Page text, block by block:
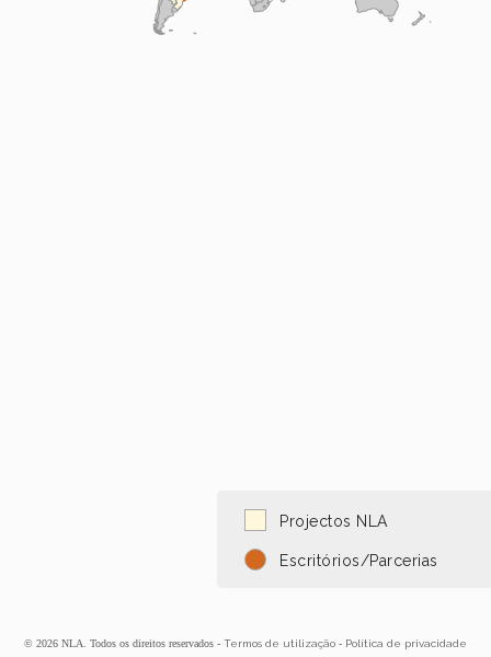
Projectos NLA
Escritórios/Parcerias
© 2026 NLA. Todos os direitos reservados - Termos de utilização - Política de privacidade